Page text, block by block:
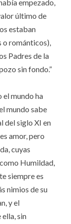
empezado,
último de
estaban
o románticos),
Padres de la
sin fondo.”
el mundo ha
mundo sabe
del siglo XI en
amor, pero
cuyas
Humildad,
siempre es
nimios de su
y el
sin